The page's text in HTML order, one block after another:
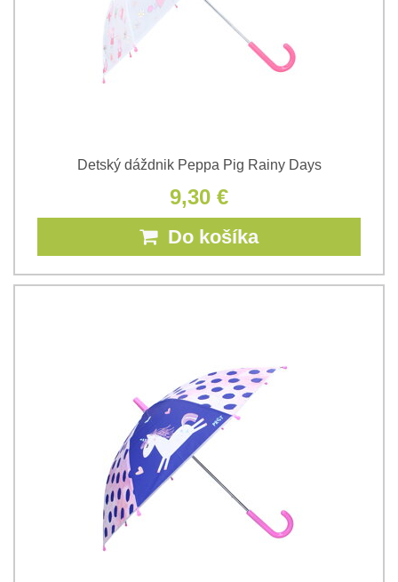
Detský dáždnik Peppa Pig Rainy Days
9,30 €
Do košíka